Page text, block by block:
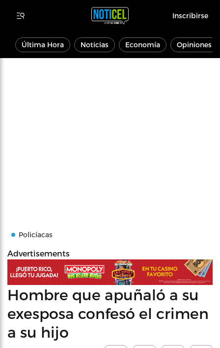
Inscribirse
Última Hora Noticias Economía Opiniones
Policíacas
Advertisements
Hombre que apuñaló a su
exesposa confesó el crimen
a su hijo